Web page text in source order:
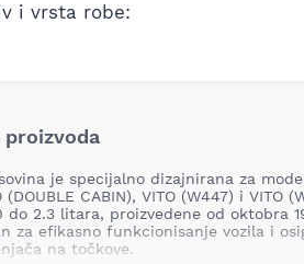
i vrsta robe:
proizvoda
je specijalno dizajnirana za
(DOUBLE CABIN), VITO (W447) i VITO
do 2.3 litara, proizvedene od oktobra
za efikasno funkcionisanje vozila i
na točkove.